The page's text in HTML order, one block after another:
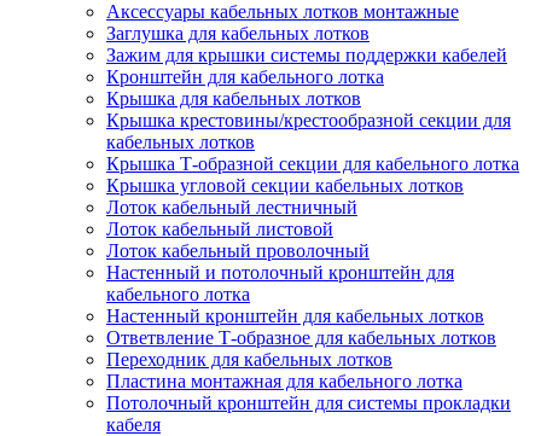
Аксессуары кабельных лотков монтажные
Заглушка для кабельных лотков
Зажим для крышки системы поддержки кабелей
Кронштейн для кабельного лотка
Крышка для кабельных лотков
Крышка крестовины/крестообразной секции для
кабельных лотков
Крышка Т-образной секции для кабельного лотка
Крышка угловой секции кабельных лотков
Лоток кабельный лестничный
Лоток кабельный листовой
Лоток кабельный проволочный
Настенный и потолочный кронштейн для
кабельного лотка
Настенный кронштейн для кабельных лотков
Ответвление Т-образное для кабельных лотков
Переходник для кабельных лотков
Пластина монтажная для кабельного лотка
Потолочный кронштейн для системы прокладки
кабеля